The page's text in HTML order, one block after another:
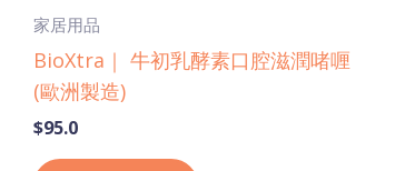
家居用品
BioXtra｜ 牛初乳酵素口腔滋潤啫喱
(歐洲製造)
$95.0